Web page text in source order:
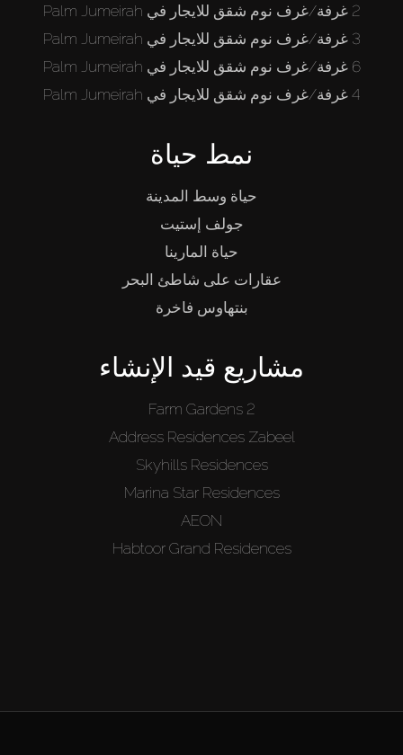
2 غرفة/غرف نوم شقق للايجار في Palm Jumeirah
3 غرفة/غرف نوم شقق للايجار في Palm Jumeirah
6 غرفة/غرف نوم شقق للايجار في Palm Jumeirah
4 غرفة/غرف نوم شقق للايجار في Palm Jumeirah
نمط حياة
حياة وسط المدينة
جولف إستيت
حياة المارينا
عقارات على شاطئ البحر
بنتهاوس فاخرة
مشاريع قيد الإنشاء
Farm Gardens 2
Address Residences Zabeel
Skyhills Residences
Marina Star Residences
AEON
Habtoor Grand Residences